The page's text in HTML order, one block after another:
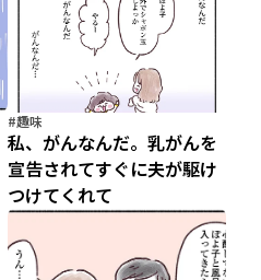
#趣味
私、がんなんだ。乳がんを
宣告されてすぐに夫が駆け
つけてくれて